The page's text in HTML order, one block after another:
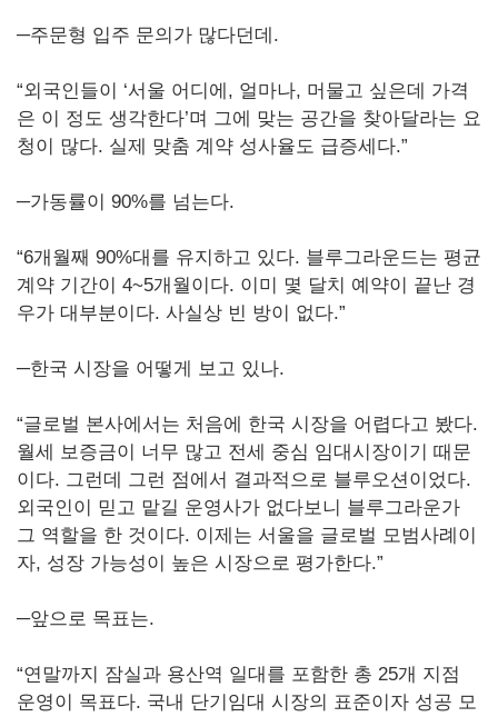
─주문형 입주 문의가 많다던데.
“외국인들이 ‘서울 어디에, 얼마나, 머물고 싶은데 가격
은 이 정도 생각한다’며 그에 맞는 공간을 찾아달라는 요
청이 많다. 실제 맞춤 계약 성사율도 급증세다.”
─가동률이 90%를 넘는다.
“6개월째 90%대를 유지하고 있다. 블루그라운드는 평균
계약 기간이 4~5개월이다. 이미 몇 달치 예약이 끝난 경
우가 대부분이다. 사실상 빈 방이 없다.”
─한국 시장을 어떻게 보고 있나.
“글로벌 본사에서는 처음에 한국 시장을 어렵다고 봤다.
월세 보증금이 너무 많고 전세 중심 임대시장이기 때문
이다. 그런데 그런 점에서 결과적으로 블루오션이었다.
외국인이 믿고 맡길 운영사가 없다보니 블루그라운가
그 역할을 한 것이다. 이제는 서울을 글로벌 모범사례이
자, 성장 가능성이 높은 시장으로 평가한다.”
─앞으로 목표는.
“연말까지 잠실과 용산역 일대를 포함한 총 25개 지점
운영이 목표다. 국내 단기임대 시장의 표준이자 성공 모